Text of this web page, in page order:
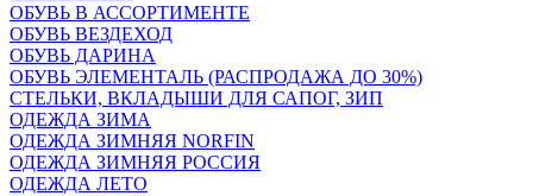
ОБУВЬ В АССОРТИМЕНТЕ
ОБУВЬ ВЕЗДЕХОД
ОБУВЬ ДАРИНА
ОБУВЬ ЭЛЕМЕНТАЛЬ (РАСПРОДАЖА ДО 30%)
СТЕЛЬКИ, ВКЛАДЫШИ ДЛЯ САПОГ, ЗИП
ОДЕЖДА ЗИМА
ОДЕЖДА ЗИМНЯЯ NORFIN
ОДЕЖДА ЗИМНЯЯ РОССИЯ
ОДЕЖДА ЛЕТО